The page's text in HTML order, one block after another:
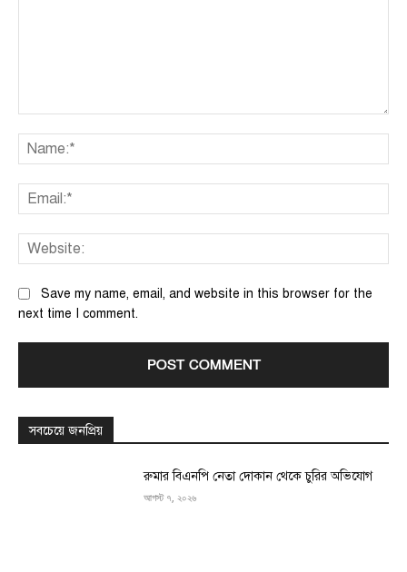
Save my name, email, and website in this browser for the
next time I comment.
সবচেয়ে জনপ্রিয়
রুমার বিএনপি নেতা দোকান থেকে চুরির অভিযোগ
আগস্ট ৭, ২০২৬